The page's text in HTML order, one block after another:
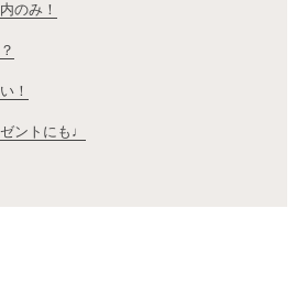
のみ！
！
ントにも♩